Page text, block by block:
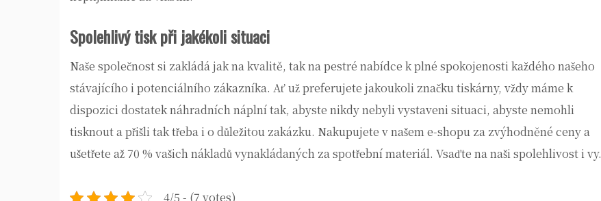
Spolehlivý tisk při jakékoli situaci
Naše společnost si zakládá jak na kvalitě, tak na pestré nabídce k plné spokojenosti každého našeho
stávajícího i potenciálního zákazníka. Ať už preferujete jakoukoli značku tiskárny, vždy máme k
dispozici dostatek náhradních náplní tak, abyste nikdy nebyli vystaveni situaci, abyste nemohli
tisknout a přišli tak třeba i o důležitou zakázku. Nakupujete v našem e-shopu za zvýhodněné ceny a
ušetřete až 70 % vašich nákladů vynakládaných za spotřební materiál. Vsaďte na naši spolehlivost i vy.
4/5 - (7 votes)